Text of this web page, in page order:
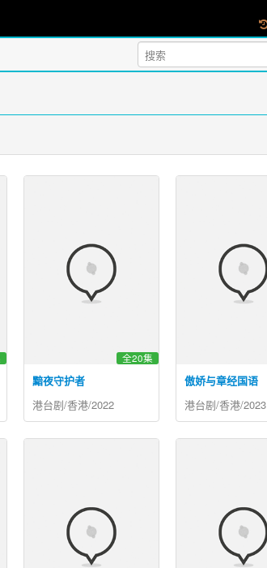
黯夜守护者
全20集
港台剧/香港/2022
傲娇与章经国语
港台剧/香港/2023